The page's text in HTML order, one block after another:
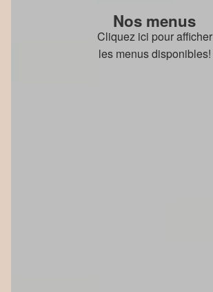
Nos menus
Cliquez ici pour afficher
les menus disponibles!